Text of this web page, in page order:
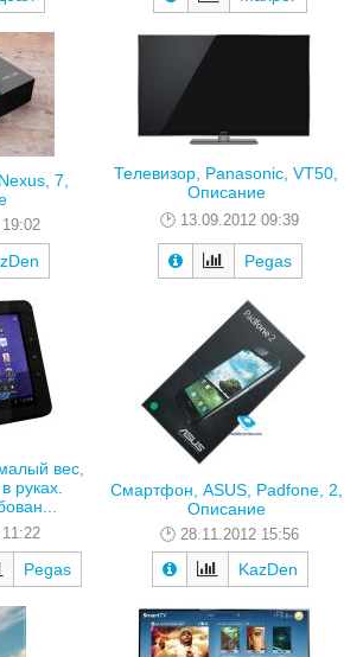
7,
Телевизор, Panasonic, VT50,
Описание
13.09.2012 09:39
Pegas
вес,
руках.
Pegas
Смартфон, ASUS, Padfone, 2,
Описание
28.11.2012 15:56
KazDen